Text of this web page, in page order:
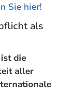
Sie hier!
als
die
aller